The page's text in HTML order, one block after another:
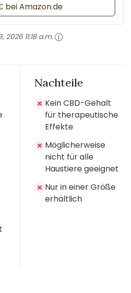
bei Amazon.de
2026 11:18 a.m.
Nachteile
✕ Kein CBD-Gehalt
für therapeutische
Effekte
✕ Möglicherweise
nicht für alle
Haustiere geeignet
✕ Nur in einer Größe
erhältlich